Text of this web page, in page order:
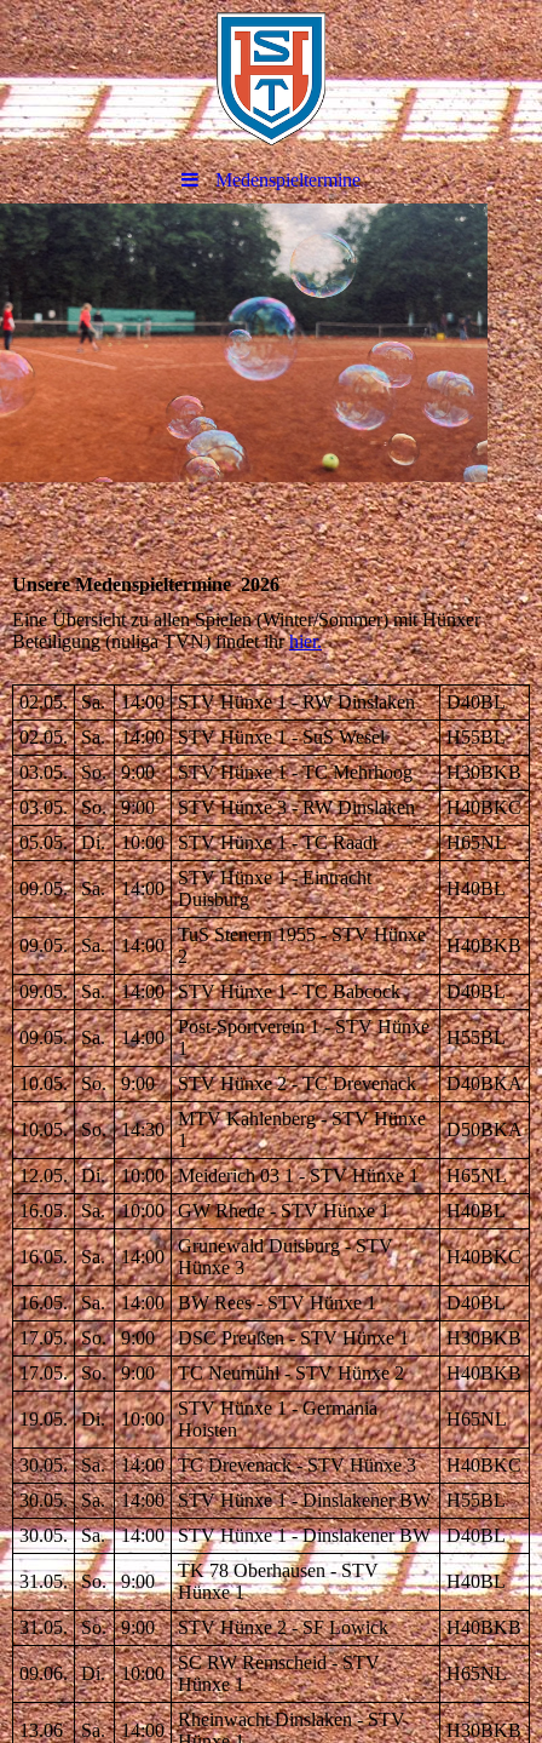
Medenspieltermine
Unsere Medenspieltermine 2026
Eine Übersicht zu allen Spielen (Winter/Sommer) mit Hünxer
Beteiligung (nuliga TVN) findet ihrhier.
02.05. Sa. 14:00 STV Hünxe 1 - RW Dinslaken
D40BL
02.05.
Sa. 14:00 STV Hünxe 1 - SuS Wesel
H55BL
03.05.
So. 9:00 STV Hünxe 1 - TC Mehrhoog
H30BKB
03.05.
So. 9:00 STV Hünxe 3 - RW Dinslaken
H40BKC
05.05.
Di. 10:00 STV Hünxe 1 - TC Raadt H65NL
09.05. Sa. 14:00
STV Hünxe 1 - Eintracht
Duisburg
H40BL
09.05. Sa. 14:00
TuS Stenern 1955 - STV Hünxe
2
H40BKB
09.05. Sa. 14:00 STV Hünxe 1 - TC Babcock D40BL
09.05. Sa. 14:00
Post-Sportverein 1 - STV Hünxe
1
H55BL
10.05. So. 9:00 STV Hünxe 2 - TC Drevenack D40BKA
10.05. So. 14:30
MTV Kahlenberg - STV Hünxe
1
D50BKA
12.05. Di. 10:00 Meiderich 03 1 - STV Hünxe 1
H65NL
16.05.
Sa. 10:00 GW Rhede - STV Hünxe 1 H40BL
16.05. Sa. 14:00
Grunewald Duisburg - STV
Hünxe 3
H40BKC
16.05. Sa. 14:00 BW Rees - STV Hünxe 1
D40BL
17.05.
So. 9:00 DSC Preußen - STV Hünxe 1
H30BKB
17.05.
So. 9:00 TC Neumühl - STV Hünxe 2 H40BKB
19.05. Di. 10:00
STV Hünxe 1 - Germania
Hoisten
H65NL
30.05. Sa. 14:00 TC Drevenack - STV Hünxe 3
H40BKC
30.05.
Sa. 14:00 STV Hünxe 1 - Dinslakener BW
H55BL
30.05.
Sa. 14:00 STV Hünxe 1 - Dinslakener BW D40BL
31.05. So. 9:00
TK 78 Oberhausen - STV
Hünxe 1
H40BL
31.05. So. 9:00 STV Hünxe 2 - SF Lowick H40BKB
09.06. Di. 10:00
SC RW Remscheid - STV
Hünxe 1
H65NL
13.06 Sa. 14:00
Rheinwacht Dinslaken - STV
H30BKB